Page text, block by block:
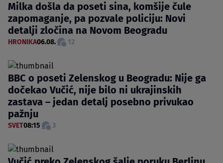
Milka došla da poseti sina, komšije čule
zapomaganje, pa pozvale policiju: Novi
detalji zločina na Novom Beogradu
HRONIKA06.08. 12
BBC o poseti Zelenskog u Beogradu: Nije ga
dočekao Vučić, nije bilo ni ukrajinskih
zastava – jedan detalj posebno privukao
pažnju
SVET08:15 3